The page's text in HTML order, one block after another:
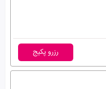
رزرو پکیج